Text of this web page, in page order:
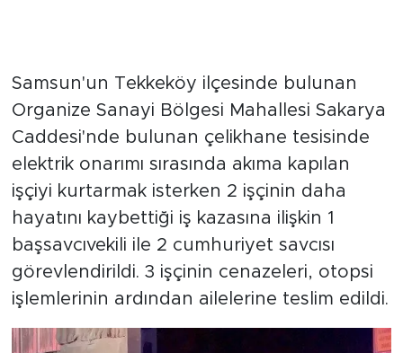
Samsun'un Tekkeköy ilçesinde bulunan
Organize Sanayi Bölgesi Mahallesi Sakarya
Caddesi'nde bulunan çelikhane tesisinde
elektrik onarımı sırasında akıma kapılan
işçiyi kurtarmak isterken 2 işçinin daha
hayatını kaybettiği iş kazasına ilişkin 1
başsavcıvekili ile 2 cumhuriyet savcısı
görevlendirildi. 3 işçinin cenazeleri, otopsi
işlemlerinin ardından ailelerine teslim edildi.